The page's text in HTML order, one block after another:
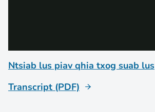
Ntsiab lus piav qhia txog suab lus
Transcript (PDF)